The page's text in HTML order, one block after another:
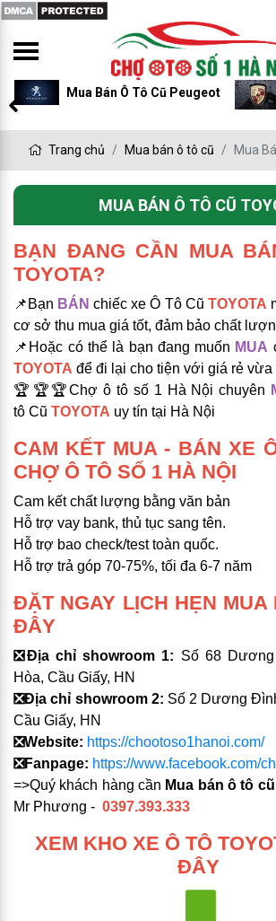
Mua Bán Ô Tô Cũ Peugeot
Trang chủ Mua bán ô tô cũ Mua
MUA BÁN Ô TÔ CŨ
BẠN ĐANG CẦN MUA
TOYOTA?
📌 Bạn BÁN chiếc xe Ô Tô Cũ TOYOTA
cơ sở thu mua giá tốt, đảm bảo chất
📌Hoặc có thể là bạn đang muốn MUA
TOYOTA để đi lại cho tiện với giá rẻ vừa
️🏆️🏆️🏆Chợ ô tô số 1 Hà Nội chuyên
tô Cũ TOYOTA uy tín tại Hà Nội
CAM KẾT MUA - BÁN XE
CHỢ Ô TÔ SỐ 1 HÀ NỘI
Cam kết chất lượng bằng văn bản
Hỗ trợ vay bank, thủ tục sang tên.
Hỗ trợ bao check/test toàn quốc.
Hỗ trợ trả góp 70-75%, tối đa 6-7 năm
ĐẶT NGAY LỊCH HẸN MUA
ĐÂY
❎Địa chỉ showroom 1: Số 68
Hòa, Cầu Giấy, HN
❎Địa chỉ showroom 2: Số 2 Dương
Cầu Giấy, HN
❎Website: https://chootoso1hanoi.com/
❎Fanpage: https://www.facebook.com/
=>Quý khách hàng cần Mua bán ô tô cũ
Mr Phương - 0397.393.333
XEM KHO XE Ô TÔ
ĐÂY